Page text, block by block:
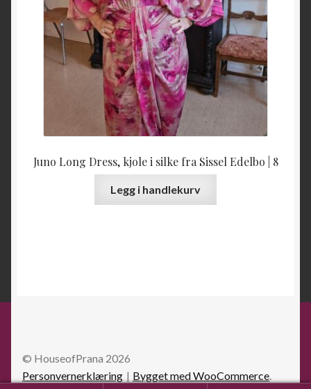
Juno Long Dress, kjole i silke fra Sissel Edelbo | 8
Legg i handlekurv
© HouseofPrana 2026
Personvernerklæring
Bygget med WooCommerce